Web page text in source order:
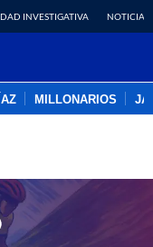
INVESTIGATIVA NOTICIAS
MILLONARIOS